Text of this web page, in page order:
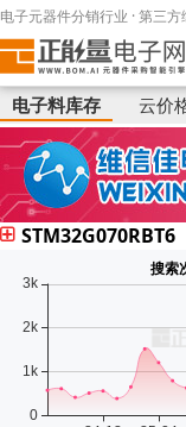
电子元器件分销行业 · 第三
电子料库存 云价
STM32G070RBT6
搜索
电子料库存